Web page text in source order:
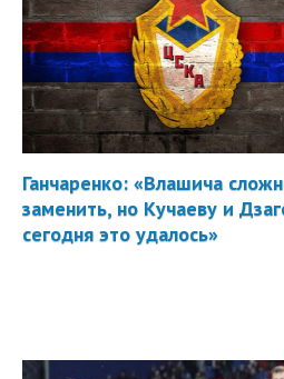
Ганчаренко: «Влашича
заменить, но Кучаеву и
сегодня это удалось»